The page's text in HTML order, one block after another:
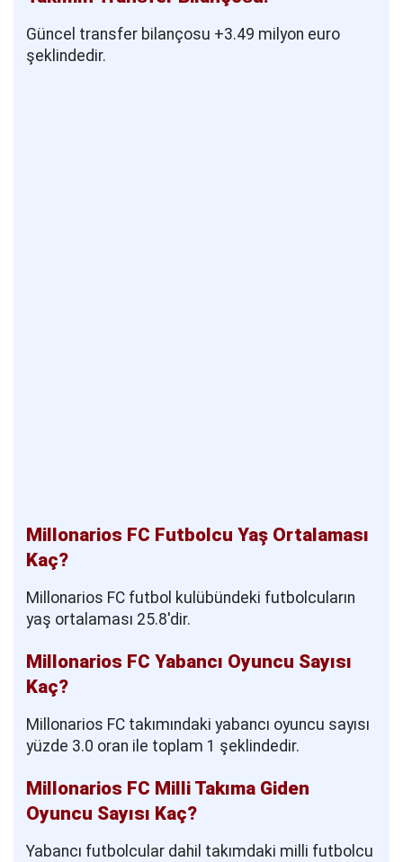
Güncel transfer bilançosu +3.49 milyon euro
şeklindedir.
Millonarios FC Futbolcu Yaş Ortalaması
Kaç?
Millonarios FC futbol kulübündeki futbolcuların
yaş ortalaması 25.8'dir.
Millonarios FC Yabancı Oyuncu Sayısı
Kaç?
Millonarios FC takımındaki yabancı oyuncu sayısı
yüzde 3.0 oran ile toplam 1 şeklindedir.
Millonarios FC Milli Takıma Giden
Oyuncu Sayısı Kaç?
Yabancı futbolcular dahil takımdaki milli futbolcu